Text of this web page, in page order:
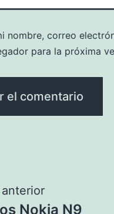
nombre, correo
para la próxima
Nokia N9